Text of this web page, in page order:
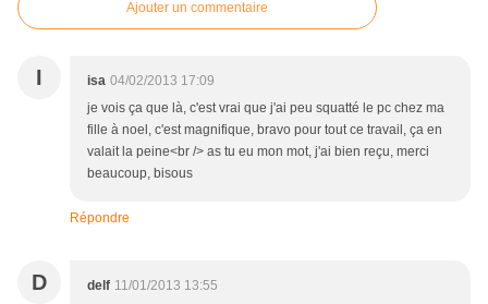
Ajouter un commentaire
I isa 04/02/2013 17:09
je vois ça que là, c'est vrai que j'ai peu squatté le pc chez ma
fille à noel, c'est magnifique, bravo pour tout ce travail, ça en
valait la peine<br /> as tu eu mon mot, j'ai bien reçu, merci
beaucoup, bisous
Répondre
D delf 11/01/2013 13:55